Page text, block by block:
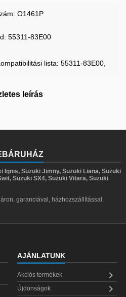
O1461P
55311-83E00
lista: 55311-83E00,
leírás
Ignis, Suzuki Jimny, Suzuki Liana, Suzuki
Suzuki SX4, Suzuki Vitara, Suzuki
garanciával, házhozszállítással.
AJÁNLATUNK
Akciós termékek 
Újdonságok
